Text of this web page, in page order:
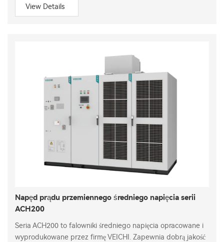
View Details
Napęd prądu przemiennego średniego napięcia serii
ACH200
Seria ACH200 to falowniki średniego napięcia opracowane i
wyprodukowane przez firmę VEICHI. Zapewnia dobrą jakość